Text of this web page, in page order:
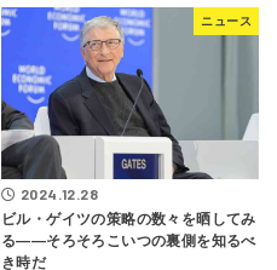
ニュース
2024.12.28
ビル・ゲイツの策略の数々を晒してみ
る――そろそろこいつの裏側を知るべ
き時だ